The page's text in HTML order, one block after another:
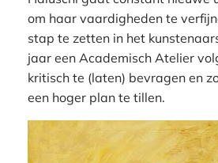
om haar vaardigheden te
stap te zetten in het
jaar een Academisch Atelier
kritisch te (laten) bevragen en
een hoger plan te tillen.